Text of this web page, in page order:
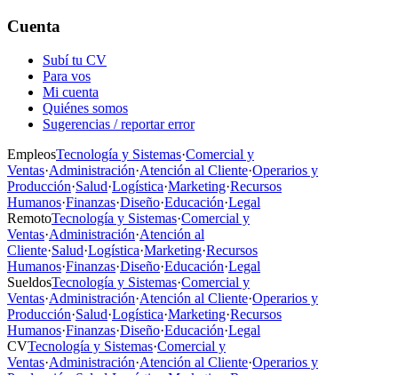
Cuenta
Subí tu CV
Para vos
Mi cuenta
Quiénes somos
Sugerencias / reportar error
EmpleosTecnología y Sistemas·Comercial y
Ventas·Administración·Atención al Cliente·Operarios y
Producción·Salud·Logística·Marketing·Recursos
Humanos·Finanzas·Diseño·Educación·Legal
RemotoTecnología y Sistemas·Comercial y
Ventas·Administración·Atención al
Cliente·Salud·Logística·Marketing·Recursos
Humanos·Finanzas·Diseño·Educación·Legal
SueldosTecnología y Sistemas·Comercial y
Ventas·Administración·Atención al Cliente·Operarios y
Producción·Salud·Logística·Marketing·Recursos
Humanos·Finanzas·Diseño·Educación·Legal
CVTecnología y Sistemas·Comercial y
Ventas·Administración·Atención al Cliente·Operarios y